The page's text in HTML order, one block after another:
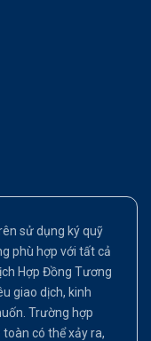
sử dụng ký quỹ
phù hợp với tất cả
Hợp Đồng Tương
giao dịch, kinh
Trường hợp
có thể xảy ra,